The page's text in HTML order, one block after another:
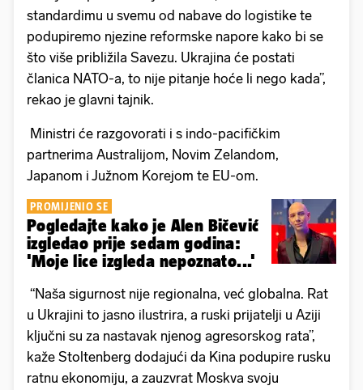
standardimu u svemu od nabave do logistike te
podupiremo njezine reformske napore kako bi se
što više približila Savezu. Ukrajina će postati
članica NATO-a, to nije pitanje hoće li nego kada”,
rekao je glavni tajnik.
Ministri će razgovorati i s indo-pacifičkim
partnerima Australijom, Novim Zelandom,
Japanom i Južnom Korejom te EU-om.
PROMIJENIO SE
Pogledajte kako je Alen Bičević
izgledao prije sedam godina:
'Moje lice izgleda nepoznato...'
“Naša sigurnost nije regionalna, već globalna. Rat
u Ukrajini to jasno ilustrira, a ruski prijatelji u Aziji
ključni su za nastavak njenog agresorskog rata”,
kaže Stoltenberg dodajući da Kina podupire rusku
ratnu ekonomiju, a zauzvrat Moskva svoju